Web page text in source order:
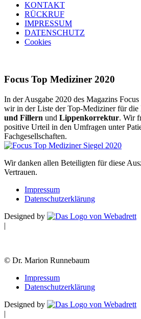
KONTAKT
RÜCKRUF
IMPRESSUM
DATENSCHUTZ
Cookies
Focus Top Mediziner 2020
In der Ausgabe 2020 des Magazins
wir in der Liste der Top-Mediziner für die
und Fillern und Lippenkorrektur. Wir
positive Urteil in den Umfragen unter
Fachgesellschaften.
Wir danken allen Beteiligten für diese
Vertrauen.
Impressum
Datenschutzerklärung
Designed by
|
© Dr. Marion Runnebaum
Impressum
Datenschutzerklärung
Designed by
|